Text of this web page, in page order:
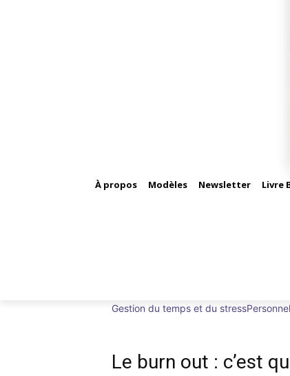
À propos Modèles Newsletter Livre
Gestion du temps et du stressPersonnel
Le burn out : c’est